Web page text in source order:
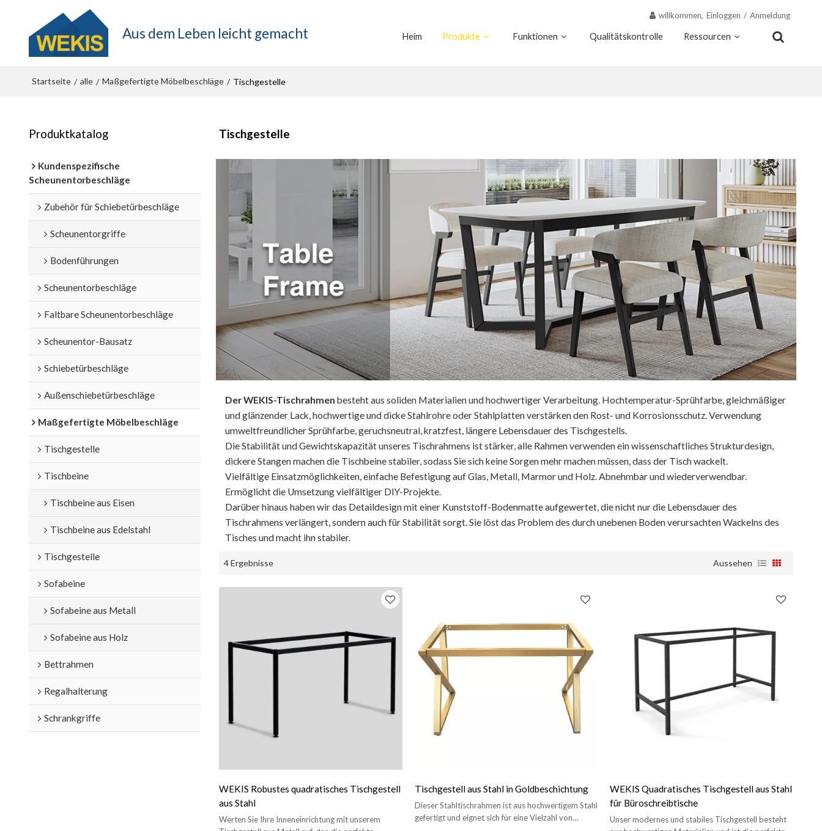
Aus dem Leben leicht gemacht
willkommen, Einloggen / Anmeldung
Heim Produkte Funktionen Qualitätskontrolle Ressourcen
Startseite / alle / Maßgefertigte Möbelbeschläge / Tischgestelle
Produktkatalog
Kundenspezifische
Scheunentorbeschläge
Zubehör für Schiebetürbeschläge
Scheunentorgriffe
Bodenführungen
Scheunentorbeschläge
Faltbare Scheunentorbeschläge
Scheunentor-Bausatz
Schiebetürbeschläge
Außenschiebetürbeschläge
Maßgefertigte Möbelbeschläge
Tischgestelle
Tischbeine
Tischbeine aus Eisen
Tischbeine aus Edelstahl
Tischgestelle
Sofabeine
Sofabeine aus Metall
Sofabeine aus Holz
Bettrahmen
Regalhalterung
Schrankgriffe
Tischgestelle
Der WEKIS-Tischrahmen besteht aus soliden Materialien und hochwertiger Verarbeitung. Hochtemperatur-Sprühfarbe, gleichmäßiger
und glänzender Lack, hochwertige und dicke Stahlrohre oder Stahlplatten verstärken den Rost- und Korrosionsschutz. Verwendung
umweltfreundlicher Sprühfarbe, geruchsneutral, kratzfest, längere Lebensdauer des Tischgestells.
Die Stabilität und Gewichtskapazität unseres Tischrahmens ist stärker, alle Rahmen verwenden ein wissenschaftliches Strukturdesign,
dickere Stangen machen die Tischbeine stabiler, sodass Sie sich keine Sorgen mehr machen müssen, dass der Tisch wackelt.
Vielfältige Einsatzmöglichkeiten, einfache Befestigung auf Glas, Metall, Marmor und Holz. Abnehmbar und wiederverwendbar.
Ermöglicht die Umsetzung vielfältiger DIY-Projekte.
Darüber hinaus haben wir das Detaildesign mit einer Kunststoff-Bodenmatte aufgewertet, die nicht nur die Lebensdauer des
Tischrahmens verlängert, sondern auch für Stabilität sorgt. Sie löst das Problem des durch unebenen Boden verursachten Wackelns des
Tisches und macht ihn stabiler.
4 Ergebnisse Aussehen
WEKIS Robustes quadratisches Tischgestell
aus Stahl
Werten Sie Ihre Inneneinrichtung mit unserem
Tischgestell aus Stahl in Goldbeschichtung
Dieser Stahltischrahmen ist aus hochwertigem Stahl
gefertigt und eignet sich für eine Vielzahl von
WEKIS Quadratisches Tischgestell aus Stahl
für Büroschreibtische
Unser modernes und stabiles Tischgestell besteht